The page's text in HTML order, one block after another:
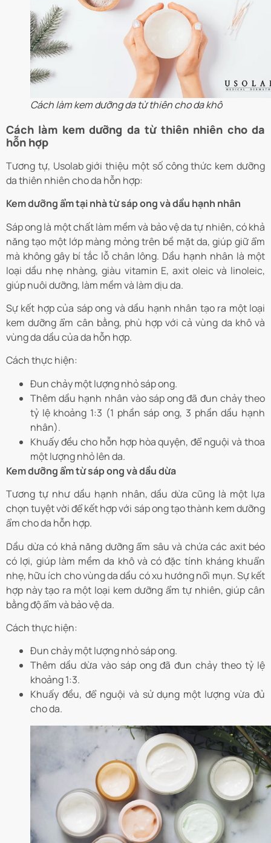
Cách làm kem dưỡng da từ thiên cho da khô
Cách làm kem dưỡng da từ thiên nhiên cho da
hỗn hợp
Tương tự, Usolab giới thiệu một số công thức kem dưỡng
da thiên nhiên cho da hỗn hợp:
Kem dưỡng ẩm tại nhà từ sáp ong và dầu hạnh nhân
Sáp ong là một chất làm mềm và bảo vệ da tự nhiên, có khả
năng tạo một lớp màng mỏng trên bề mặt da, giúp giữ ẩm
mà không gây bí tắc lỗ chân lông. Dầu hạnh nhân là một
loại dầu nhẹ nhàng, giàu vitamin E, axit oleic và linoleic,
giúp nuôi dưỡng, làm mềm và làm dịu da.
Sự kết hợp của sáp ong và dầu hạnh nhân tạo ra một loại
kem dưỡng ẩm cân bằng, phù hợp với cả vùng da khô và
vùng da dầu của da hỗn hợp.
Cách thực hiện:
Đun chảy một lượng nhỏ sáp ong.
Thêm dầu hạnh nhân vào sáp ong đã đun chảy theo
tỷ lệ khoảng 1:3 (1 phần sáp ong, 3 phần dầu hạnh
nhân).
Khuấy đều cho hỗn hợp hòa quyện, để nguội và thoa
một lượng nhỏ lên da.
Kem dưỡng ẩm từ sáp ong và dầu dừa
Tương tự như dầu hạnh nhân, dầu dừa cũng là một lựa
chọn tuyệt vời để kết hợp với sáp ong tạo thành kem dưỡng
ẩm cho da hỗn hợp.
Dầu dừa có khả năng dưỡng ẩm sâu và chứa các axit béo
có lợi, giúp làm mềm da khô và có đặc tính kháng khuẩn
nhẹ, hữu ích cho vùng da dầu có xu hướng nổi mụn. Sự kết
hợp này tạo ra một loại kem dưỡng ẩm tự nhiên, giúp cân
bằng độ ẩm và bảo vệ da.
Cách thực hiện:
Đun chảy một lượng nhỏ sáp ong.
Thêm dầu dừa vào sáp ong đã đun chảy theo tỷ lệ
khoảng 1:3.
Khuấy đều, để nguội và sử dụng một lượng vừa đủ
cho da.